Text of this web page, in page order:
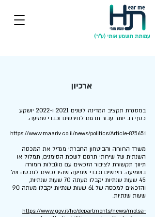
עמותת תשמע אותי (ע"ר)
ארכיון
במסגרת תקציב המדינה לשנים 2021 ו-2022 יושקע
כסף רב יותר עבור תרגום לחירשים וכבדי שמיעה.
https://www.maariv.co.il/news/politics/Article-875651
משרד הרווחה והביטחון החברתי מגדיל את המכסה
השנתית של שירותי תרגום לשפת הסימנים, תמלול או
תיווך תקשורת לציבור הזכאים עם מוגבלות חמורה
בשמיעה. חירשים וכבדי שמיעה שהיו זכאים למכסה של
45 שעות שנתיות יקבלו מעתה 70 שעות שנתיות,
והזכאים למכסה של 61 שעות שנתיות יקבלו מעתה 90
שעות שנתיות.
https://www.gov.il/he/departments/news/molsa-